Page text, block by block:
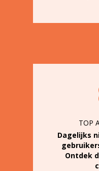
TOP
Dagelijks
Ontdek